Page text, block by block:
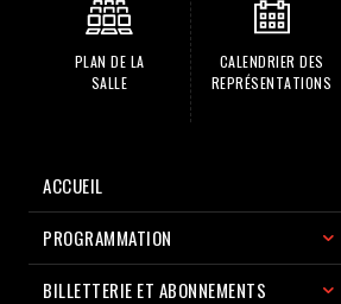
PLAN DE LA
SALLE
CALENDRIER DES
REPRÉSENTATIONS
ACCUEIL
PROGRAMMATION
BILLETTERIE ET ABONNEMENTS